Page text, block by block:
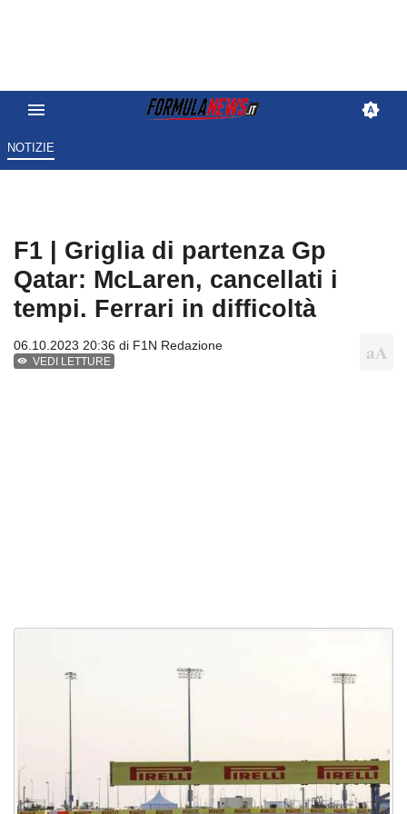
NOTIZIE
F1 | Griglia di partenza Gp
Qatar: McLaren, cancellati i
tempi. Ferrari in difficoltà
06.10.2023 20:36 di F1N Redazione
VEDI LETTURE